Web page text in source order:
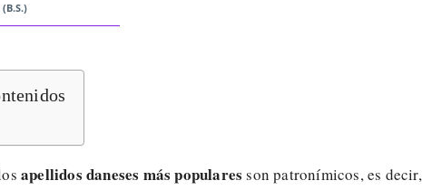
apellidos daneses más populares son patronímicos, es decir,